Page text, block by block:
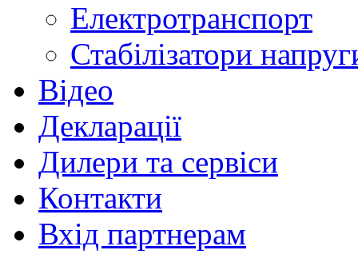
Електротранспорт
Стабілізатори
Відео
Декларації
Дилери та сервіси
Контакти
Вхід партнерам